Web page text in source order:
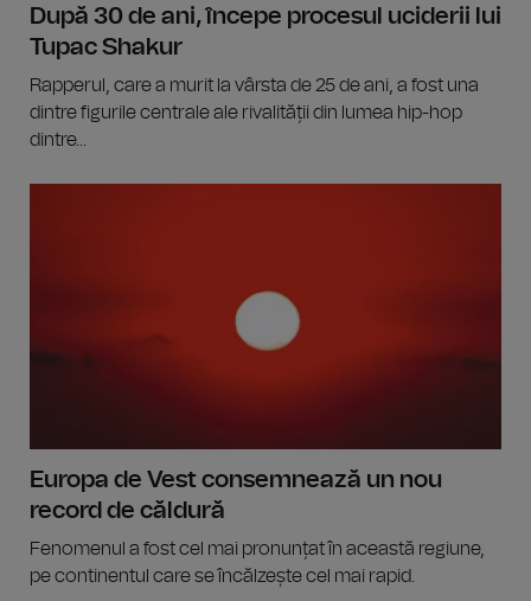
După 30 de ani, începe procesul uciderii lui
Tupac Shakur
Rapperul, care a murit la vârsta de 25 de ani, a fost una
dintre figurile centrale ale rivalității din lumea hip-hop
dintre...
Europa de Vest consemnează un nou
record de căldură
Fenomenul a fost cel mai pronunțat în această regiune,
pe continentul care se încălzește cel mai rapid.